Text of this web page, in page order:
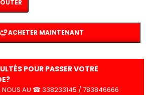
ACHETER MAINTENANT
POUR PASSER VOTRE
NOUS AU ☎ 338233145 / 783846666